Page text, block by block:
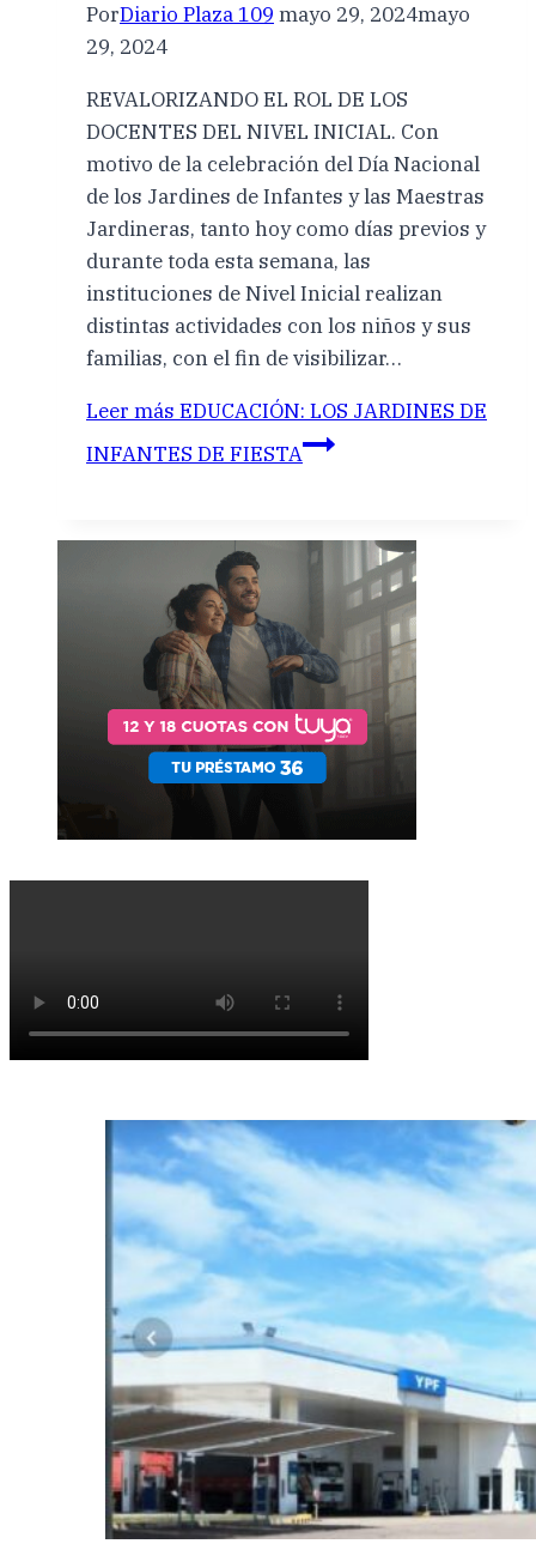
PorDiario Plaza 109 mayo 29, 2024mayo
29, 2024
REVALORIZANDO EL ROL DE LOS
DOCENTES DEL NIVEL INICIAL. Con
motivo de la celebración del Día Nacional
de los Jardines de Infantes y las Maestras
Jardineras, tanto hoy como días previos y
durante toda esta semana, las
instituciones de Nivel Inicial realizan
distintas actividades con los niños y sus
familias, con el fin de visibilizar…
Leer más EDUCACIÓN: LOS JARDINES DE
INFANTES DE FIESTA